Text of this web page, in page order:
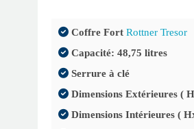
Coffre Fort Rottner Tresor
Capacité: 48,75 litres
Serrure à clé
Dimensions Extérieures (
Dimensions Intérieures (